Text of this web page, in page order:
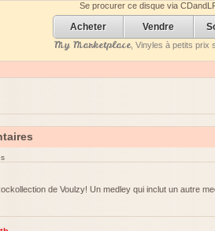
Se procurer ce disque via
Acheter Vendre
My Marketplace, Vinyles à petits prix
de Voulzy! Un medley qui inclut un autre